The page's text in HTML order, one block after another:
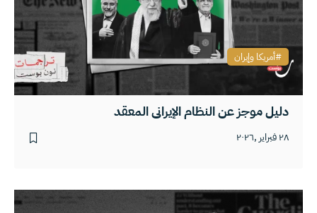
دليل موجز عن النظام الإيراني المعقد
٢٨ فبراير ,٢٠٢٦
أمريكا وإيران